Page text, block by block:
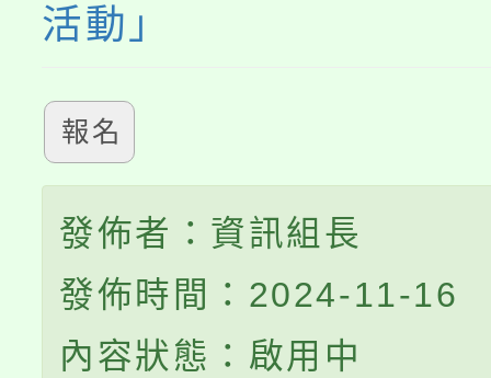
活動」
報名
發佈者：資訊組長
發佈時間：2024-11-16
內容狀態：啟用中